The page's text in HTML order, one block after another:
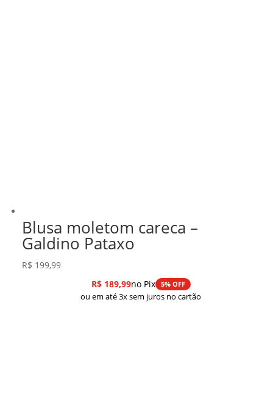
Blusa moletom careca –
Galdino Pataxo
R$ 199,99
R$189,99no Pix 5% OFF
ou em até 3x sem juros no cartão